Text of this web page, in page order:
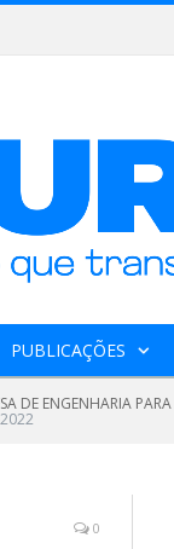
PUBLICAÇÕES
DE ENGENHARIA
0